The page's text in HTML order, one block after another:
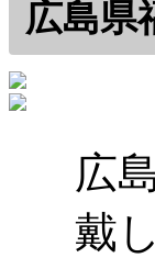
広島
広
戴